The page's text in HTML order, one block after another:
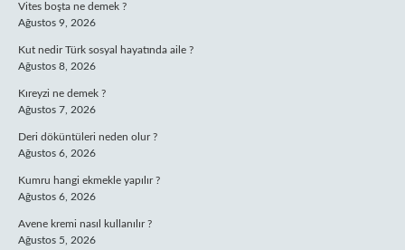
Vites boşta ne demek ?
Ağustos 9, 2026
Kut nedir Türk sosyal hayatında aile ?
Ağustos 8, 2026
Kıreyzi ne demek ?
Ağustos 7, 2026
Deri döküntüleri neden olur ?
Ağustos 6, 2026
Kumru hangi ekmekle yapılır ?
Ağustos 6, 2026
Avene kremi nasıl kullanılır ?
Ağustos 5, 2026